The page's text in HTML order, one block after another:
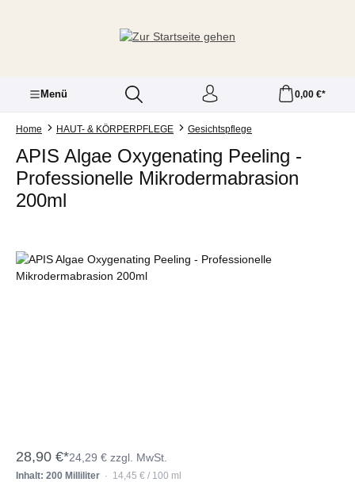
Menü 0,00 €*
Home HAUT- & KÖRPERPFLEGE Gesichtspflege
APIS Algae Oxygenating Peeling -
Professionelle Mikrodermabrasion
200ml
Bildergalerie überspringen
28,90 €*24,29 € zzgl. MwSt.
Inhalt: 200 Milliliter · 14,45 € / 100 ml